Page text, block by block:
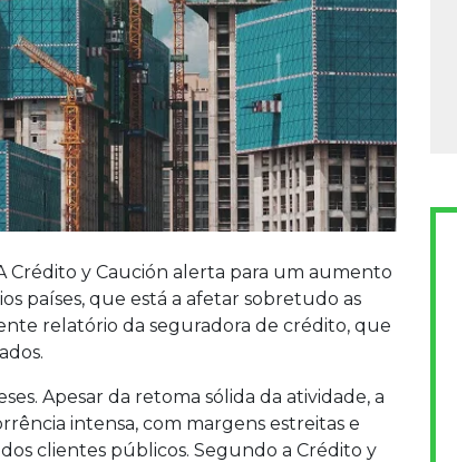
Crédito y Caución alerta para um aumento
países, que está a afetar sobretudo as
relatório da seguradora de crédito, que
Apesar da retoma sólida da atividade, a
intensa, com margens estreitas e
clientes públicos. Segundo a Crédito y